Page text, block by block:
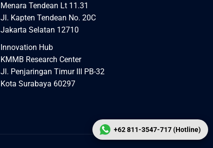
Menara Tendean Lt 11.31
Jl. Kapten Tendean No. 20C
Jakarta Selatan 12710
Innovation Hub
KMMB Research Center
Jl. Penjaringan Timur III PB-32
Kota Surabaya 60297
+62 811-3547-717 (Hotline)